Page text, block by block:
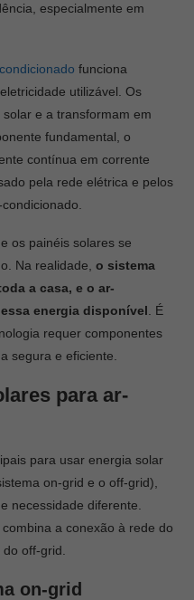
especialmente em
funciona
utilizável. Os
e a transformam em
fundamental, o
contínua em corrente
pela rede elétrica e pelos
os painéis solares se
Na realidade, o sistema
a casa, e o ar-
energia disponível . É
requer componentes
segura e eficiente.
para ar-
para usar energia solar
on-grid e o off-grid),
necessidade diferente.
a conexão à rede do
off-grid.
on-grid